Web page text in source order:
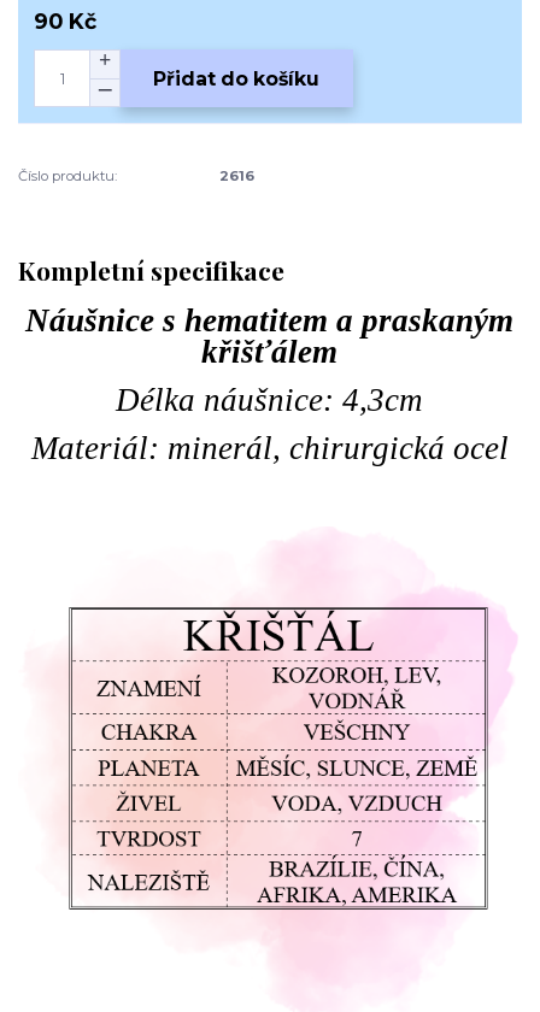
90 Kč
Přidat do košíku
Číslo produktu: 2616
Kompletní specifikace
Náušnice s hematitem a praskaným
křišťálem
Délka náušnice: 4,3cm
Materiál: minerál, chirurgická ocel